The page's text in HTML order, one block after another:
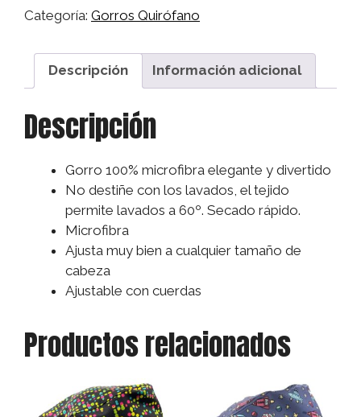
Quirófano,
Enfermera,
Dentistas
Mujer/Hombre
Mininos
Categoría: Gorros Quirófano
Descripción Información adicional
Descripción
Gorro 100% microfibra elegante y divertido
No destiñe con los lavados, el tejido
permite lavados a 60º. Secado rápido.
Microfibra
Ajusta muy bien a cualquier tamaño de
cabeza
Ajustable con cuerdas
Productos relacionados